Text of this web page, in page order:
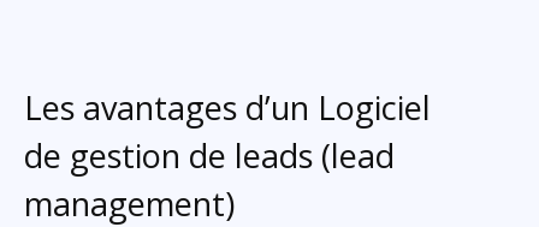
Les avantages d’un Logiciel
de gestion de leads (lead
management)